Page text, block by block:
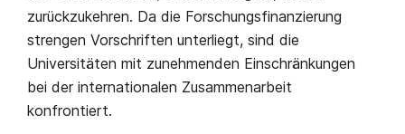
zurückzukehren. Da die Forschungsfinanzierung
strengen Vorschriften unterliegt, sind die
Universitäten mit zunehmenden Einschränkungen
bei der internationalen Zusammenarbeit
konfrontiert.